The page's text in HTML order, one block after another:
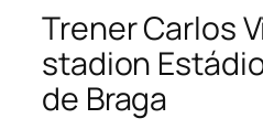
Trener Carlos
stadion
de Braga